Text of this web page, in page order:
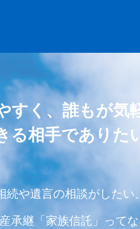
TOP
NEWS
・風俗営業許可
すく、誰もが気
る相手でありた
続や遺言の相談がしたい、
承継「家族信託」ってな